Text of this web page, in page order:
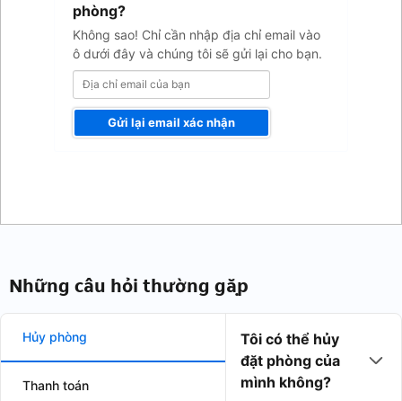
phòng?
Không sao! Chỉ cần nhập địa chỉ email vào
ô dưới đây và chúng tôi sẽ gửi lại cho bạn.
email
Gửi lại email xác nhận
Những câu hỏi thường gặp
Hủy phòng
Thanh toán
Tôi có thể hủy
đặt phòng của
mình không?